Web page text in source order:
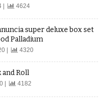
| 4624
super deluxe box set
Palladium
| 4320
and Roll
| 4182